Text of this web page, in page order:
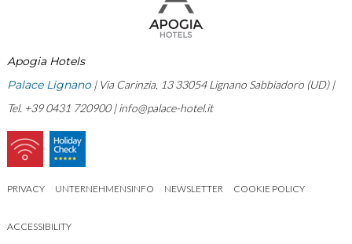
Apogia Hotels
Palace Lignano| Via Carinzia, 13 33054 Lignano Sabbiadoro (UD) |
Tel. +39 0431 720900 |info@palace-hotel.it
PRIVACY UNTERNEHMENSINFO NEWSLETTER COOKIE POLICY
ACCESSIBILITY